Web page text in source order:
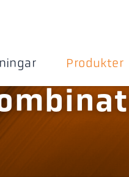
Produkter